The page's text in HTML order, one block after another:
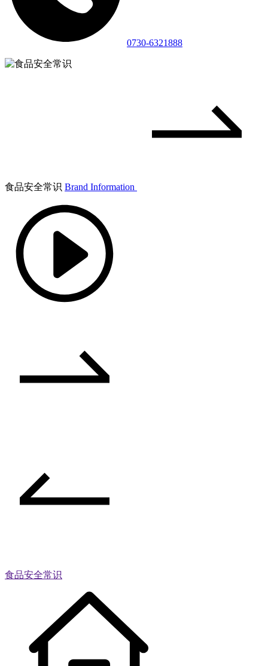
0730-6321888
食品安全常识 Brand Information
食品安全常识